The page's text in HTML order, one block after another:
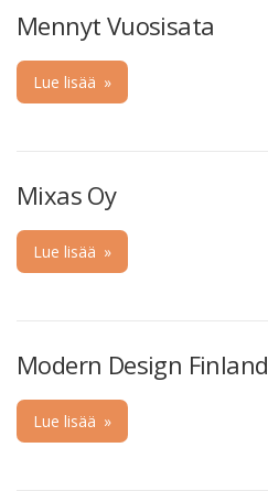
Mennyt Vuosisata
Lue lisää »
Mixas Oy
Lue lisää »
Modern Design Finland
Lue lisää »